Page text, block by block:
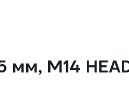
мм, М14